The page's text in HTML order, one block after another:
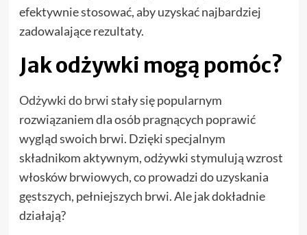
efektywnie stosować, aby uzyskać najbardziej
zadowalające rezultaty.
Jak odżywki mogą pomóc?
Odżywki do brwistały się popularnym
rozwiązaniem dla osób pragnących poprawić
wygląd swoich brwi. Dzięki specjalnym
składnikom aktywnym, odżywki stymulują wzrost
włosków brwiowych, co prowadzi do uzyskania
gęstszych, pełniejszych brwi. Ale jak dokładnie
działają?